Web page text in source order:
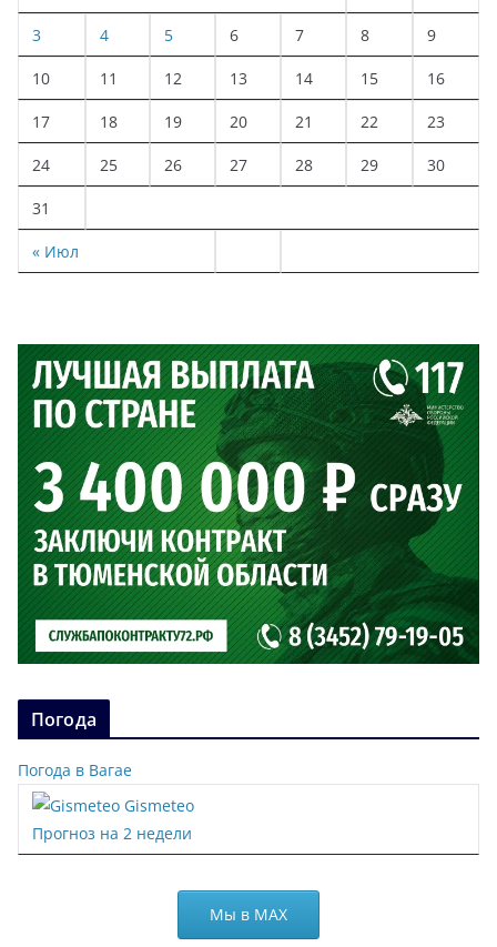
« Июл
3 4 5 6 7 8 9
10 11 12 13 14 15 16
17 18 19 20 21 22 23
24 25 26 27 28 29 30
31
Погода
Погода в Вагае
Gismeteo
Прогноз на 2 недели
Мы в МАХ